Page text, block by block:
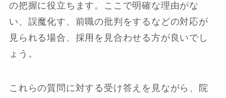
の把握に役立ちます。ここで明確な理由がな
い、誤魔化す、前職の批判をするなどの対応が
見られる場合、採用を見合わせる方が良いでし
ょう。
これらの質問に対する受け答えを見ながら、院